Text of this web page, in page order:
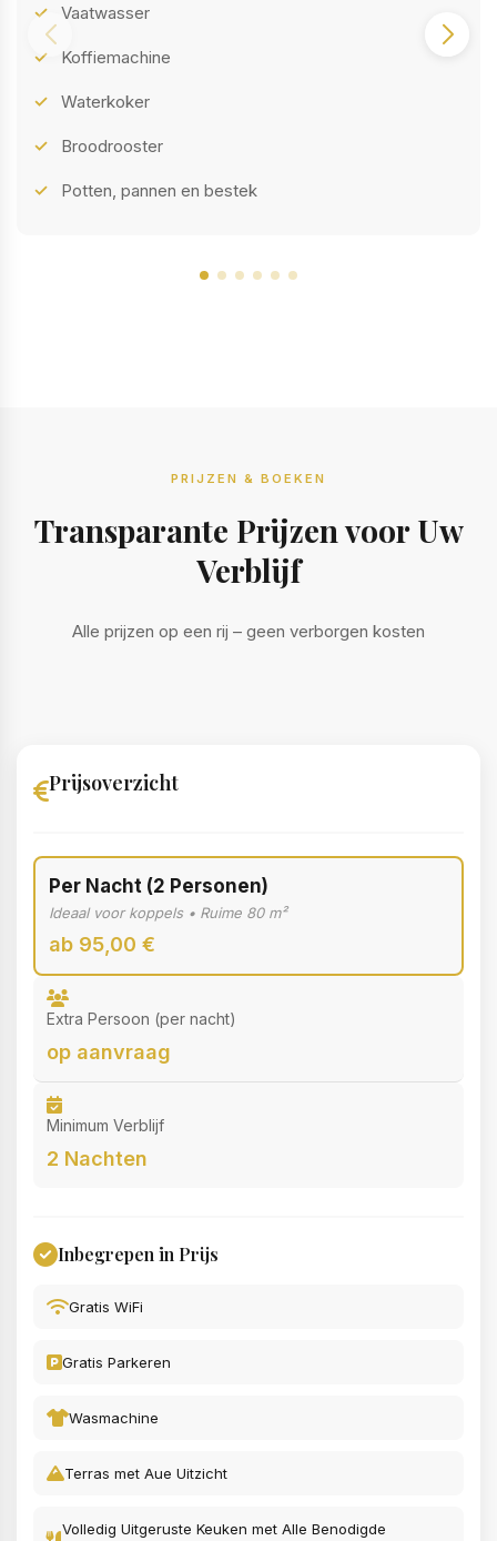
Vaatwasser
Koffiemachine
Waterkoker
Broodrooster
Potten, pannen en bestek
PRIJZEN & BOEKEN
Transparante Prijzen voor Uw
Verblijf
Alle prijzen op een rij – geen verborgen kosten
Prijsoverzicht
Per Nacht (2 Personen)
Ideaal voor koppels • Ruime 80 m²
ab 95,00 €
Extra Persoon (per nacht)
op aanvraag
Minimum Verblijf
2 Nachten
Inbegrepen in Prijs
Gratis WiFi
Gratis Parkeren
Wasmachine
Terras met Aue Uitzicht
Volledig Uitgeruste Keuken met Alle Benodigde